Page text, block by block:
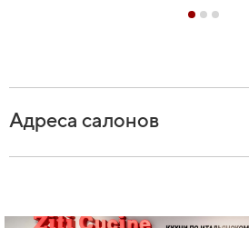
Адреса салонов